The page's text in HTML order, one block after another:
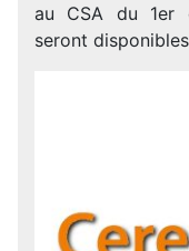
au CSA du 1er
seront